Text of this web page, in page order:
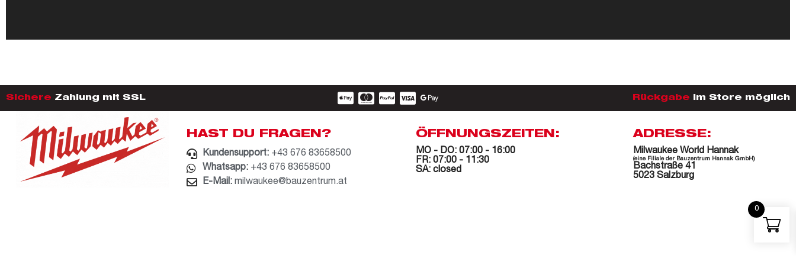
Sichere Zahlung mit SSL Rückgabe im Store möglich
HAST DU FRAGEN?
Kundensupport: +43 676 83658500
Whatsapp: +43 676 83658500
E-Mail: milwaukee@bauzentrum.at
ÖFFNUNGSZEITEN:
MO - DO: 07:00 - 16:00
FR: 07:00 - 11:30
SA: closed
ADRESSE:
Milwaukee World Hannak
(eine Filiale der Bauzentrum Hannak GmbH)
Bachstraße 41
5023 Salzburg
0